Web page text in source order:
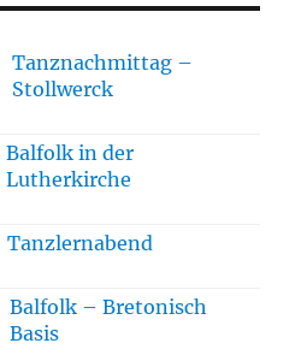
Tanznachmittag –
Stollwerck
Balfolk in der
Lutherkirche
Tanzlernabend
Balfolk – Bretonisch
Basis